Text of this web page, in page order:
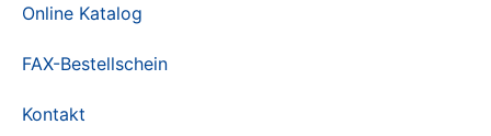
Online Katalog
FAX-Bestellschein
Kontakt